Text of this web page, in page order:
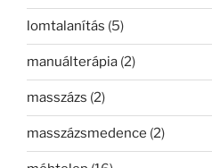
lomtalanítás (5)
manuálterápia (2)
masszázs (2)
masszázsmedence (2)